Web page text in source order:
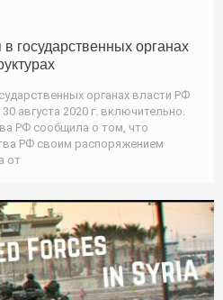
государственных органах
органах власти РФ
августа 2020 г. включительно.
РФ сообщила о том, что
РФ своим распоряжением
от